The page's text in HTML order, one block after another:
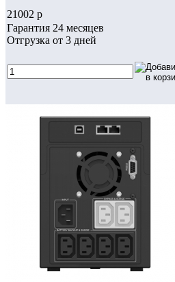
21002 p
Гарантия 24 месяцев
Отгрузка от 3 дней